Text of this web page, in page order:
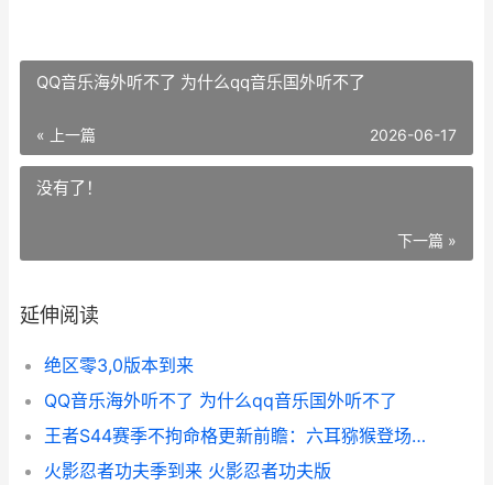
QQ音乐海外听不了 为什么qq音乐国外听不了
« 上一篇 2026-06-17
没有了！
下一篇 »
延伸阅读
绝区零3,0版本到来
QQ音乐海外听不了 为什么qq音乐国外听不了
王者S44赛季不拘命格更新前瞻：六耳猕猴登场，加拿大玩不了国服如何办 四赛季王者
火影忍者功夫季到来 火影忍者功夫版